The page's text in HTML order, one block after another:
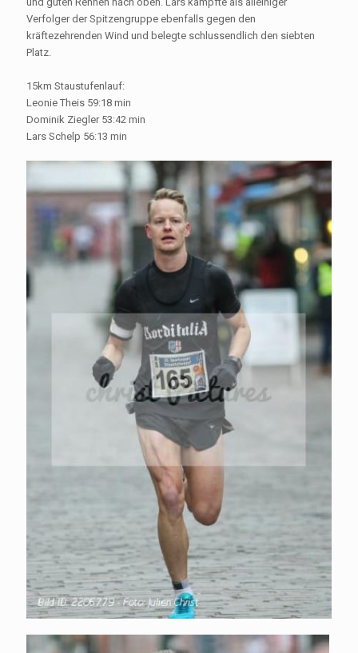
Verfolger der Spitzengruppe ebenfalls gegen den
kräftezehrenden Wind und belegte schlussendlich den siebten
Platz.
15km Staustufenlauf:
Leonie Theis 59:18 min
Dominik Ziegler 53:42 min
Lars Schelp 56:13 min